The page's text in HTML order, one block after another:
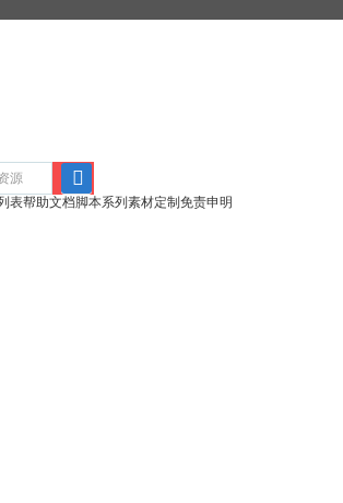
源
搜
表帮助文档脚本系列 素材定制 免责申明